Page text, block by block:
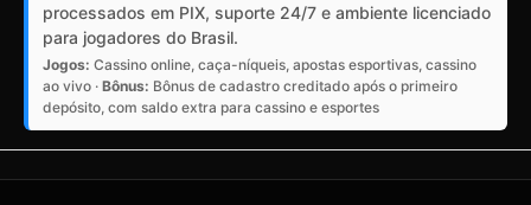
processados em PIX, suporte 24/7 e ambiente licenciado
para jogadores do Brasil.
Jogos: Cassino online, caça-níqueis, apostas esportivas, cassino
ao vivo · Bônus: Bônus de cadastro creditado após o primeiro
depósito, com saldo extra para cassino e esportes